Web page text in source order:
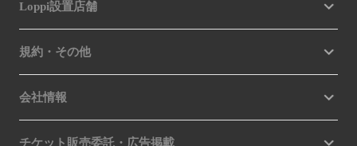
Loppi設置店舗
規約・その他
会社情報
チケット販売委託・広告掲載